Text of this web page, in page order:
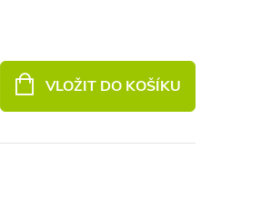
VLOŽIT DO KOŠÍKU